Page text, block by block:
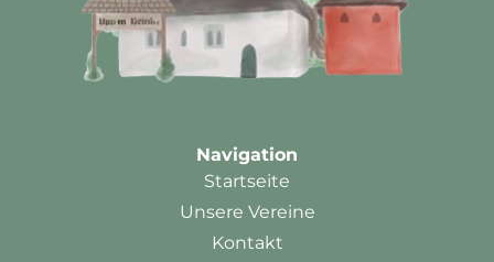
Navigation
Startseite
Unsere Vereine
Kontakt